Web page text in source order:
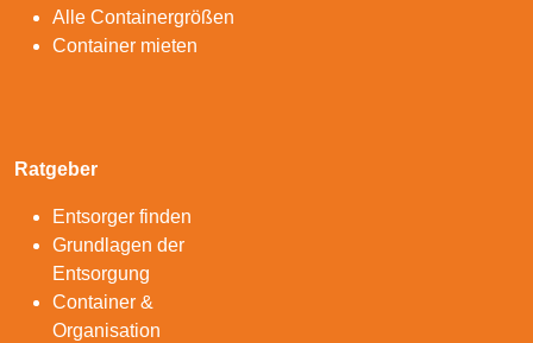
Alle Containergrößen
Container mieten
Ratgeber
Entsorger finden
Grundlagen der
Entsorgung
Container &
Organisation